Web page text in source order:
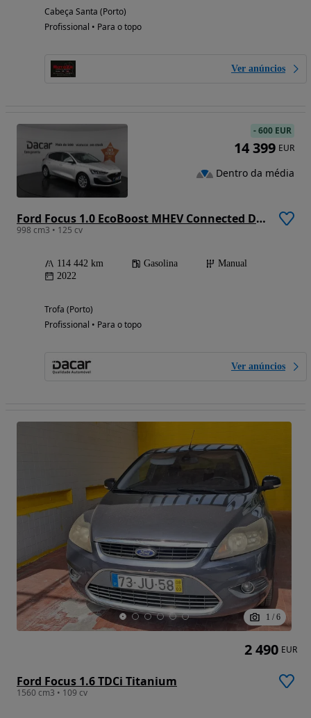
Cabeça Santa (Porto)
Profissional • Para o topo
Ver anúncios
Ford Focus 1.0 EcoBoost MHEV Connected Design
998 cm3 • 125 cv
114 442 km Gasolina
Manual
2022
Trofa (Porto)
Profissional • Para o topo
Ver anúncios
-600 EUR
14 399 EUR
Dentro da média
1 / 6
Ford Focus 1.6 TDCi Titanium
1560 cm3 • 109 cv
2 490 EUR